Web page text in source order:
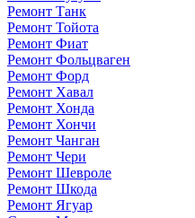
Ремонт Танк
Ремонт Тойота
Ремонт Фиат
Ремонт Фольцваген
Ремонт Форд
Ремонт Хавал
Ремонт Хонда
Ремонт Хончи
Ремонт Чанган
Ремонт Чери
Ремонт Шевроле
Ремонт Шкода
Ремонт Ягуар